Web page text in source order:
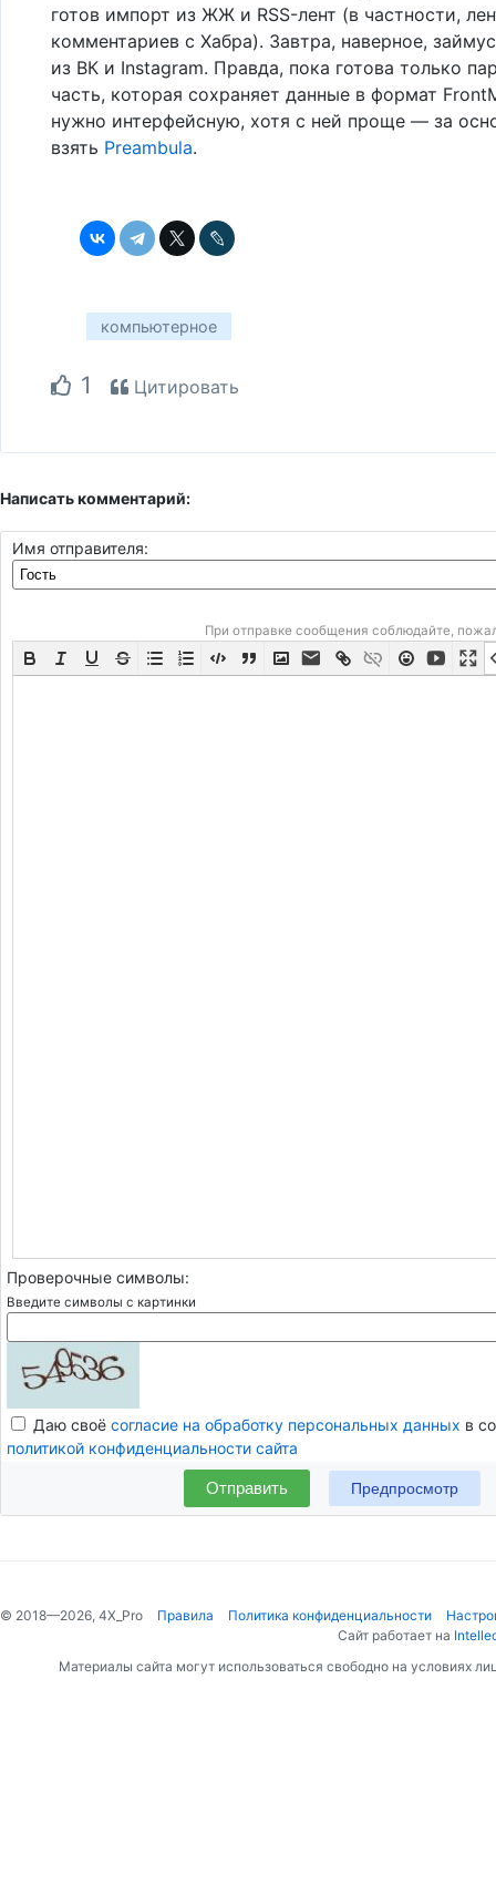
готов импорт из ЖЖ и RSS-лент (в частности,
комментариев с Хабра). Завтра, наверное,
из ВК и Instagram. Правда, пока готова только
часть, которая сохраняет данные в формат
нужно интерфейсную, хотя с ней проще — за
взять Preambula.
компьютерное
1 Цитировать
Написать комментарий:
Имя отправителя:
При отправке сообщения соблюдайте,
Проверочные символы:
Введите символы с картинки
Даю своё согласие на обработку персональных данных в
политикой конфиденциальности сайта
Отправить
© 2018—2026, 4X_Pro Правила Политика конфиденциальности
Сайт работает на
Материалы сайта могут использоваться свободно на условиях